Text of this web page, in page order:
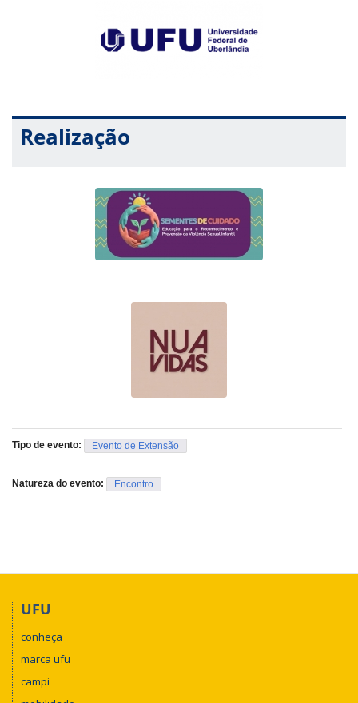
Realização
Tipo de evento: Evento de Extensão
Natureza do evento: Encontro
UFU
conheça
marca ufu
campi